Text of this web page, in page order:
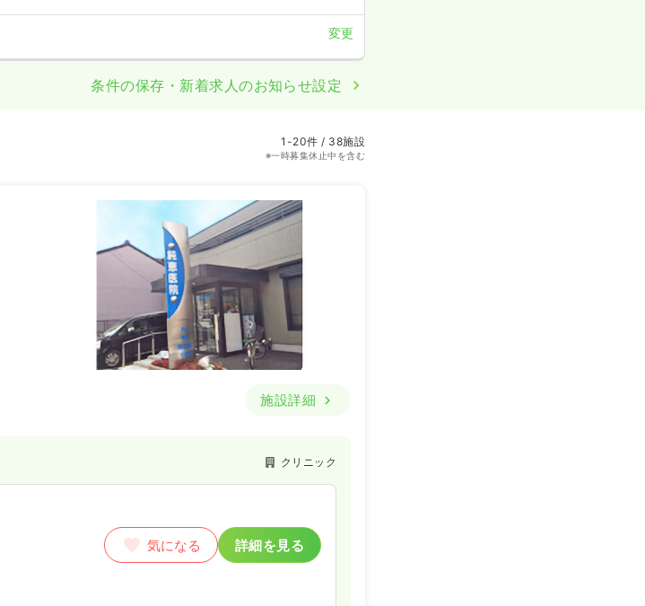
変更
条件の保存・新着求人のお知らせ設定
1-20件 / 38施設
※一時募集休止中を含む
施設詳細
クリニック
気になる 詳細を見る